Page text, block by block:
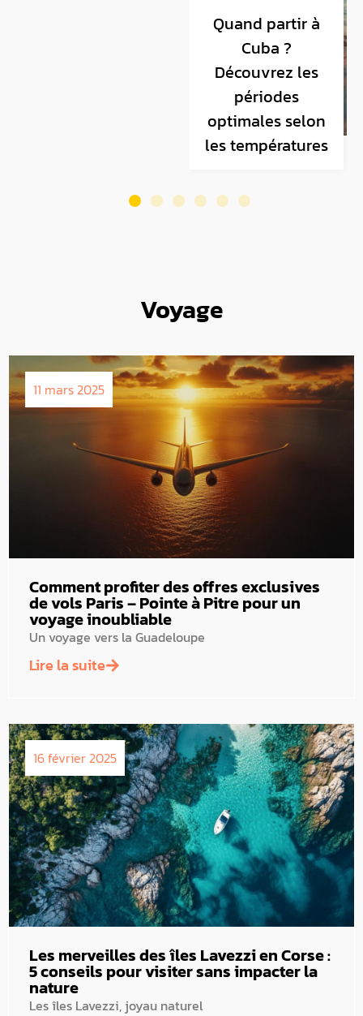
vacances en
camping : 10
critères pour
choisir
l’emplacement
parfait
Voyage
11 mars 2025
Comment profiter des offres exclusives
de vols Paris – Pointe à Pitre pour un
voyage inoubliable
Un voyage vers la Guadeloupe
Lire la suite
16 février 2025
Les merveilles des îles Lavezzi en Corse :
5 conseils pour visiter sans impacter la
nature
Les îles Lavezzi, joyau naturel